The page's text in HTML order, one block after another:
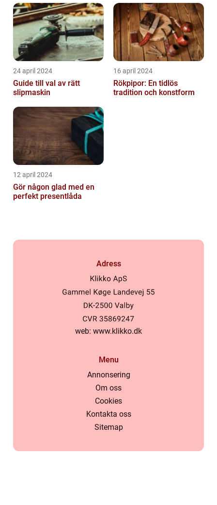
24 april 2024
Guide till val av rätt
slipmaskin
16 april 2024
Rökpipor: En tidlös
tradition och konstform
12 april 2024
Gör någon glad med en
perfekt presentlåda
Adress
web: www.klikko.dk
Menu
Annonsering
Om oss
Cookies
Kontakta oss
Sitemap